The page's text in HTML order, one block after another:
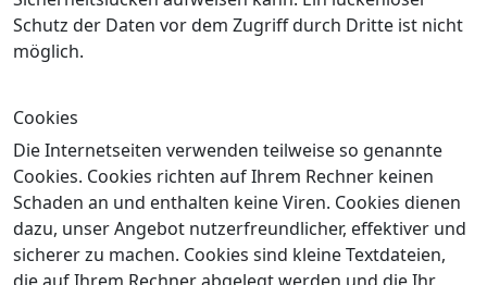
Schutz der Daten vor dem Zugriff durch Dritte ist nicht
möglich.
Cookies
Die Internetseiten verwenden teilweise so genannte
Cookies. Cookies richten auf Ihrem Rechner keinen
Schaden an und enthalten keine Viren. Cookies dienen
dazu, unser Angebot nutzerfreundlicher, effektiver und
sicherer zu machen. Cookies sind kleine Textdateien,